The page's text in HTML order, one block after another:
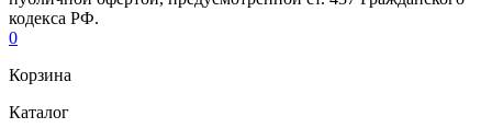
кодекса РФ.
0
Корзина
Каталог